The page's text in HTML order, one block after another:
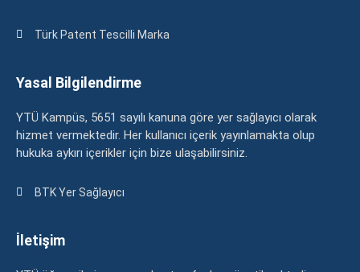
Türk Patent Tescilli Marka
Yasal Bilgilendirme
YTÜ Kampüs, 5651 sayılı kanuna göre yer sağlayıcı olarak
hizmet vermektedir. Her kullanıcı içerik yayınlamakta olup
hukuka aykırı içerikler için bize ulaşabilirsiniz.
BTK Yer Sağlayıcı
İletişim